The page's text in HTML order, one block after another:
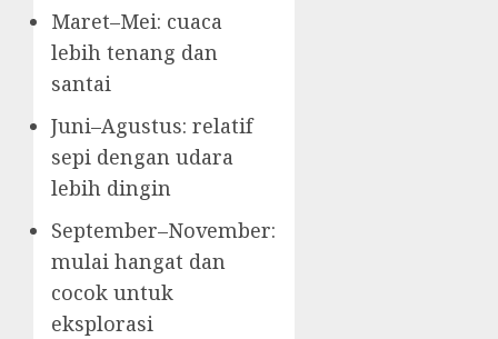
Maret–Mei: cuaca
lebih tenang dan
santai
Juni–Agustus: relatif
sepi dengan udara
lebih dingin
September–November:
mulai hangat dan
cocok untuk
eksplorasi